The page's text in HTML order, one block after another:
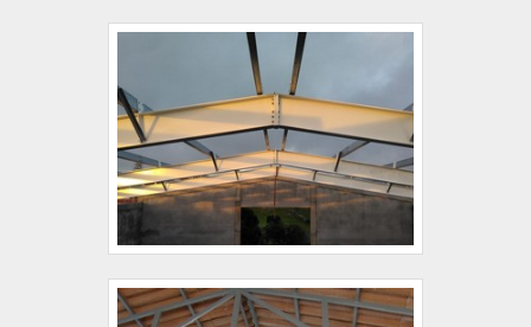
garantem a melhor experiência de todos os
clientes.Aproveite a visita para acessar o nosso site
e saber mais sobre a empresa, nossos serviços e
produtos. Se preferir, entre em contato com um dos
nossos consultores e solicite um orçamento!